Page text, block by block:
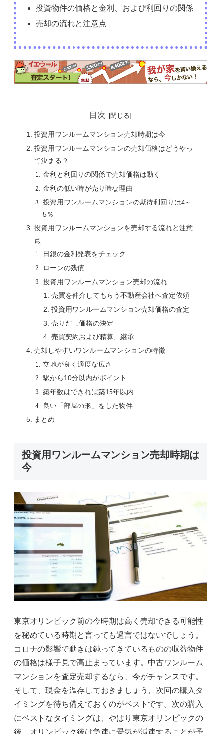
投資物件の価格と金利、および利回りの関係
売却の流れと注意点
目次
投資用ワンルームマンション売却時期は今
投資用ワンルームマンションの売却価格はどうやっ
て決まる？
金利と利回りの関係で売却価格は動く
金利の低い時が売り時な理由
投資用ワンルームマンションの期待利回りは4～
5％
投資用ワンルームマンションを売却する流れと注意
点
日銀の金利発表をチェック
ローンの残債
投資用ワンルームマンション売却の流れ
売買を仲介してもらう不動産会社へ査定依頼
投資用ワンルームマンション売却価格の査定
売りだし価格の決定
売買契約および精算、継承
売却しやすいワンルームマンションの特徴
立地が良く適度な広さ
駅から10分以内がポイント
築年数はできれば築15年以内
良い「部屋の形」をした物件
まとめ
投資用ワンルームマンション売却時期は
今
東京オリンピック前の今時期は高く売却できる可能性
を秘めている時期と言っても過言ではないでしょう。
コロナの影響で動きは鈍ってきているものの収益物件
の価格は様子見で高止まっています。中古ワンルーム
マンションを査定売却するなら、今がチャンスです。
そして、現金を温存しておきましょう。次回の購入タ
イミングを待ち備えておくのがベストです。次の購入
にベストなタイミングは、やはり東京オリンピックの
後。オリンピック後は急速に景気が減速することが予